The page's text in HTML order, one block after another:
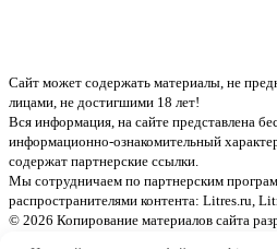
Сайт может содержать материалы, не
лицами, не достигшими 18 лет!
Вся информация, на сайте представлена
информационно-ознакомительный
содержат партнерские ссылки.
Мы сотрудничаем по партнерским
распространителями контента: Litres.ru,
© 2026 Копирование материалов сайта